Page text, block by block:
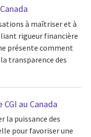
à maîtriser et à
rigueur financière
présente comment
transparence des
au Canada
la puissance des
pour favoriser une